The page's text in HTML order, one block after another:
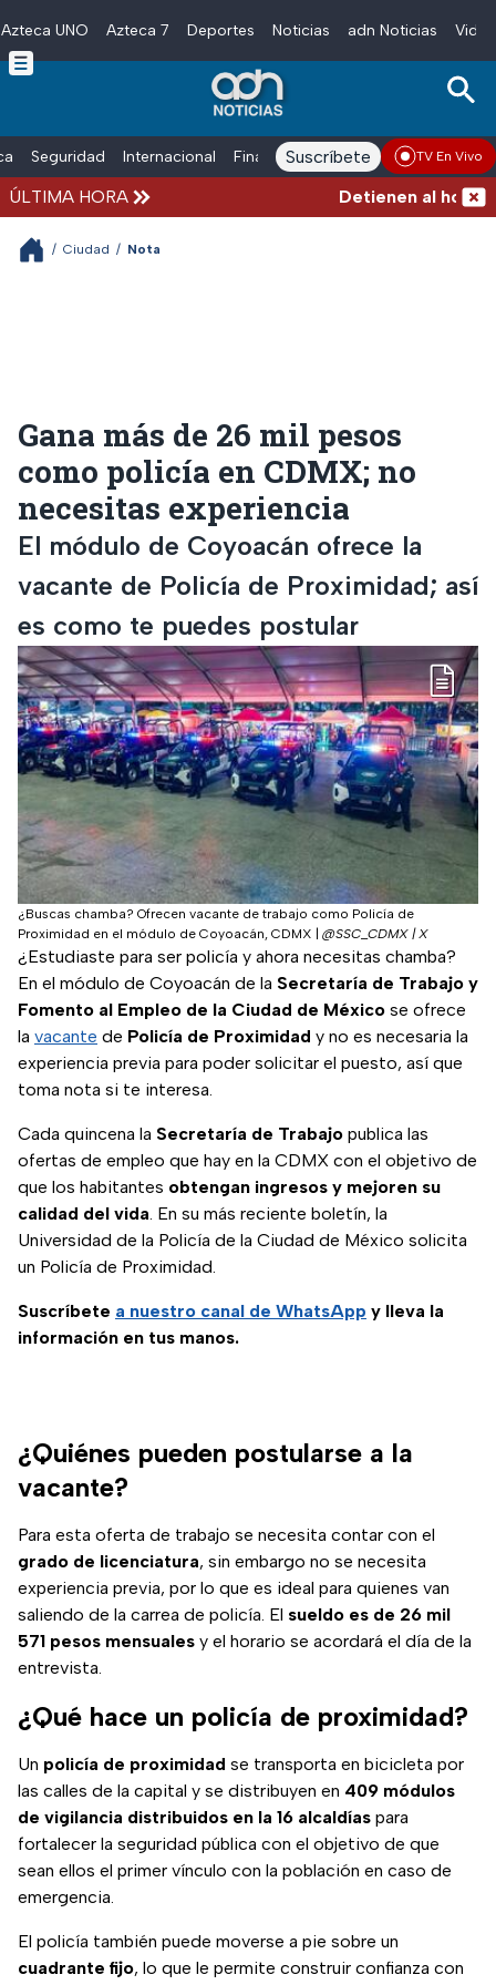
Skip to main content
Azteca UNO Azteca 7 Deportes Noticias adn Noticias
Seguridad Internacional Finanzas adn Noticias Radio
Suscríbete TV En Vivo
ÚLTIMA HORA Detienen al
/ Ciudad / Nota
Gana más de 26 mil pesos
como policía en CDMX; no
necesitas experiencia
El módulo de Coyoacán ofrece la
vacante de Policía de Proximidad; así
es como te puedes postular
¿Buscas chamba? Ofrecen vacante de trabajo como Policía de
Proximidad en el módulo de Coyoacán, CDMX
@SSC_CDMX | X
¿Estudiaste para ser policía y ahora necesitas chamba?
En el módulo de Coyoacán de la Secretaría de Trabajo y
Fomento al Empleo de la Ciudad de México se ofrece
la vacante de Policía de Proximidad y no es necesaria la
experiencia previa para poder solicitar el puesto, así que
toma nota si te interesa.
Cada quincena la Secretaría de Trabajo publica las
ofertas de empleo que hay en la CDMX con el objetivo de
que los habitantes obtengan ingresos y mejoren su
calidad del vida. En su más reciente boletín, la
Universidad de la Policía de la Ciudad de México solicita
un Policía de Proximidad.
Suscríbete a nuestro canal de WhatsApp y lleva la
información en tus manos.
¿Quiénes pueden postularse a la
vacante?
Para esta oferta de trabajo se necesita contar con el
grado de licenciatura, sin embargo no se necesita
experiencia previa, por lo que es ideal para quienes van
saliendo de la carrea de policía. El sueldo es de 26 mil
571 pesos mensuales y el horario se acordará el día de la
entrevista.
¿Qué hace un policía de proximidad?
Un policía de proximidad se transporta en bicicleta por
las calles de la capital y se distribuyen en 409 módulos
de vigilancia distribuidos en la 16 alcaldías para
fortalecer la seguridad pública con el objetivo de que
sean ellos el primer vínculo con la población en caso de
emergencia.
El policía también puede moverse a pie sobre un
cuadrante fijo, lo que le permite construir confianza con